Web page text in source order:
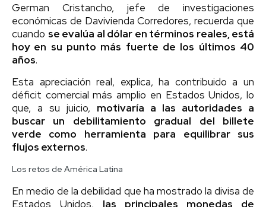
German Cristancho, jefe de investigaciones
económicas de Davivienda Corredores, recuerda que
cuando se evalúa al dólar en términos reales, está
hoy en su punto más fuerte de los últimos 40
años.
Esta apreciación real, explica, ha contribuido a un
déficit comercial más amplio en Estados Unidos, lo
que, a su juicio, motivaría a las autoridades a
buscar un debilitamiento gradual del billete
verde como herramienta para equilibrar sus
flujos externos.
Los retos de América Latina
En medio de la debilidad que ha mostrado la divisa de
Estados Unidos, las principales monedas de